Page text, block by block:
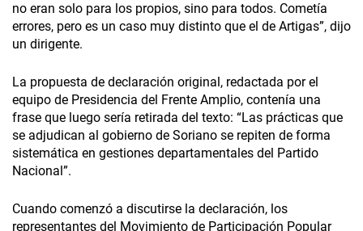
no eran solo para los propios, sino para todos. Cometía
errores, pero es un caso muy distinto que el de Artigas”, dijo
un dirigente.
La propuesta de declaración original, redactada por el
equipo de Presidencia del Frente Amplio, contenía una
frase que luego sería retirada del texto: “Las prácticas que
se adjudican al gobierno de Soriano se repiten de forma
sistemática en gestiones departamentales del Partido
Nacional”.
Cuando comenzó a discutirse la declaración, los
representantes del Movimiento de Participación Popular